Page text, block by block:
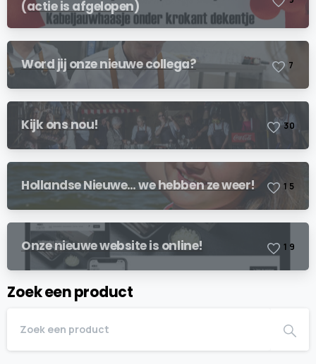
(actie is afgelopen)
Word jij onze nieuwe collega? 7
Kijk ons nou! 30
Hollandse Nieuwe… we hebben ze weer! 1 5
Onze nieuwe website is online! 1 9
Zoek een product